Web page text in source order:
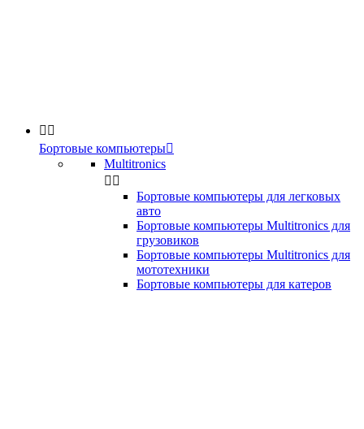
 
Бортовые компьютеры
Multitronics
 
Бортовые компьютеры для легковых
авто
Бортовые компьютеры Multitronics для
грузовиков
Бортовые компьютеры Multitronics для
мототехники
Бортовые компьютеры для катеров